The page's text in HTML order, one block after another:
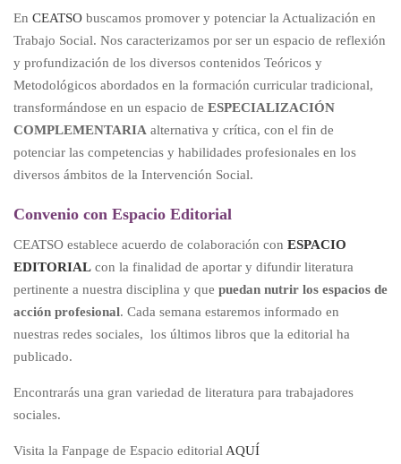
En CEATSO buscamos promover y potenciar la Actualización en
Trabajo Social. Nos caracterizamos por ser un espacio de reflexión
y profundización de los diversos contenidos Teóricos y
Metodológicos abordados en la formación curricular tradicional,
transformándose en un espacio de ESPECIALIZACIÓN
COMPLEMENTARIA alternativa y crítica, con el fin de
potenciar las competencias y habilidades profesionales en los
diversos ámbitos de la Intervención Social.
Convenio con Espacio Editorial
CEATSO establece acuerdo de colaboración con ESPACIO
EDITORIAL con la finalidad de aportar y difundir literatura
pertinente a nuestra disciplina y que puedan nutrir los espacios de
acción profesional. Cada semana estaremos informado en
nuestras redes sociales, los últimos libros que la editorial ha
publicado.
Encontrarás una gran variedad de literatura para trabajadores
sociales.
Visita la Fanpage de Espacio editorial AQUÍ